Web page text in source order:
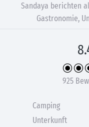
Sandaya berichten
Gastronomie,
925
Camping
Unterkunft